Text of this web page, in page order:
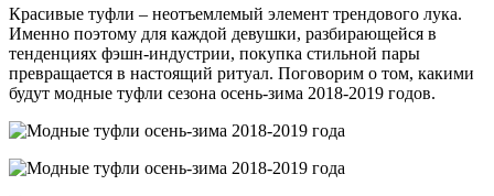
Красивые туфли – неотъемлемый элемент трендового лука.
Именно поэтому для каждой девушки, разбирающейся в
тенденциях фэшн-индустрии, покупка стильной пары
превращается в настоящий ритуал. Поговорим о том, какими
будут модные туфли сезона осень-зима 2018-2019 годов.